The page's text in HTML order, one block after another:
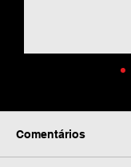
Comentários